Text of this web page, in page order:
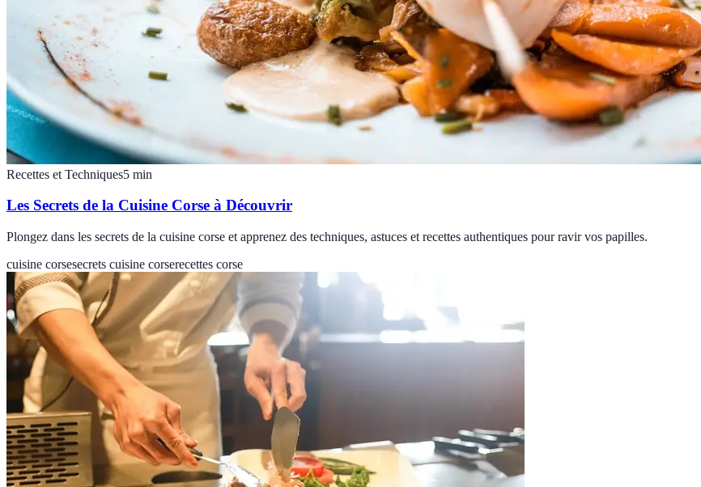
Recettes et Techniques5 min
Les Secrets de la Cuisine Corse à Découvrir
Plongez dans les secrets de la cuisine corse et apprenez des techniques, astuces et recettes authentiques pour ravir vos papilles.
cuisine corsesecrets cuisine corserecettes corse